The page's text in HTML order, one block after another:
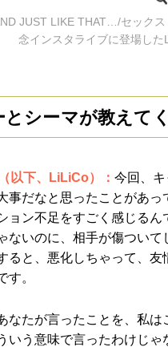
JUST LIKE THAT…/セック
念インスタライブに登場し
とシーマが教えて
以下、LiLiCo）： 今回、
事だなと思ったことがあ
ョン不足をすごく感じる
ないのに、相手が傷つい
ると、悪化しちゃって、
す。
なたが言ったことを、私
いう意味で言ったわけじ